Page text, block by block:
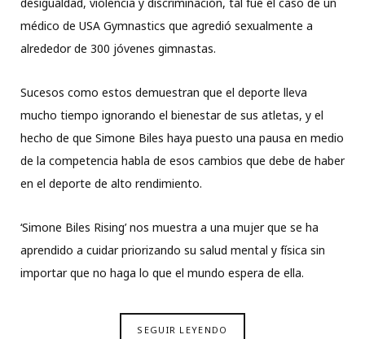
médico de USA Gymnastics que agredió sexualmente a
alrededor de 300 jóvenes gimnastas.
Sucesos como estos demuestran que el deporte lleva
mucho tiempo ignorando el bienestar de sus atletas, y el
hecho de que Simone Biles haya puesto una pausa en medio
de la competencia habla de esos cambios que debe de haber
en el deporte de alto rendimiento.
‘Simone Biles Rising’ nos muestra a una mujer que se ha
aprendido a cuidar priorizando su salud mental y física sin
importar que no haga lo que el mundo espera de ella.
SEGUIR LEYENDO